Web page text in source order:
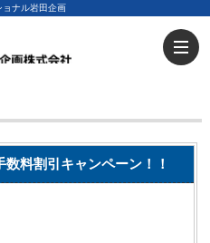
ナル岩田企画
料割引キャンペーン！！